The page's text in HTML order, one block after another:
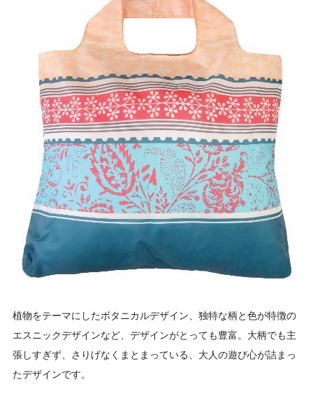
植物をテーマにしたボタニカルデザイン、独特な柄と色が特徴の
エスニックデザインなど、デザインがとっても豊富。大柄でも主
張しすぎず、さりげなくまとまっている、大人の遊び心が詰まっ
たデザインです。